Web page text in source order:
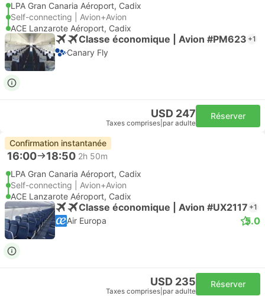
LPA Gran Canaria Aéroport, Cadix
Self-connecting | Avion+Avion
ACE Lanzarote Aéroport, Cadix
Classe économique | Avion #PM623 +1
Canary Fly
USD 247
Taxes comprises par adulte
Réserver
Confirmation instantanée
16:00 18:50 2h 50m
LPA Gran Canaria Aéroport, Cadix
Self-connecting | Avion+Avion
ACE Lanzarote Aéroport, Cadix
Classe économique | Avion #UX2117 +1
Air Europa 5.0
USD 235
Taxes comprises par adulte
Réserver